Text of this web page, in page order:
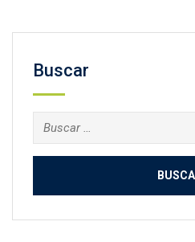
Buscar
Buscar: